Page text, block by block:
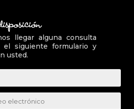
llegar alguna consulta
el siguiente formulario y
usted.